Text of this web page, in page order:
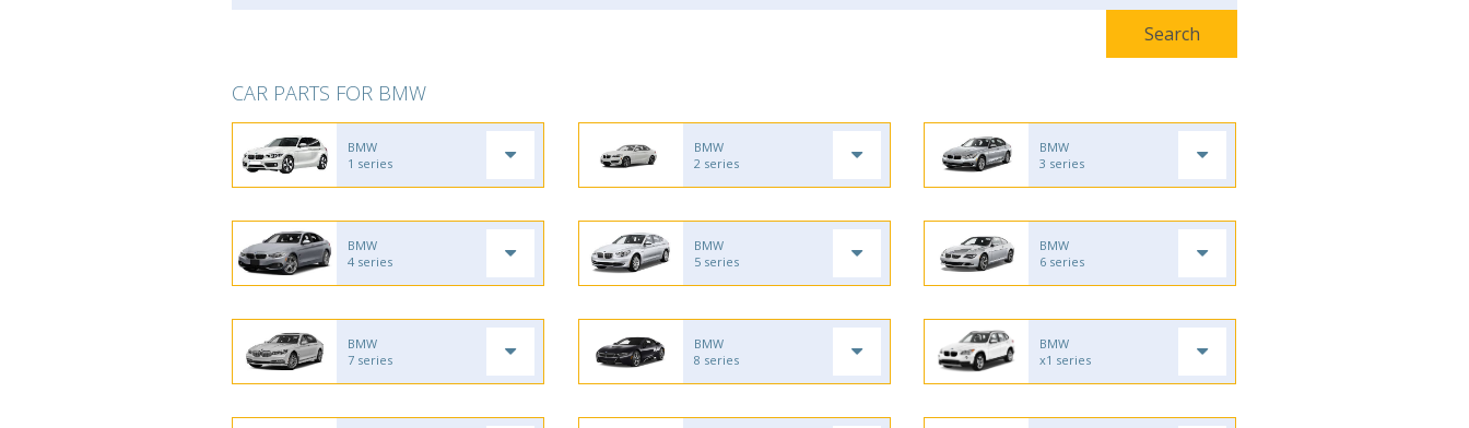
CAR PARTS FOR BMW
BMW
1 series
BMW
2 series
BMW
3 series
BMW
4 series
BMW
5 series
BMW
6 series
BMW
7 series
BMW
8 series
BMW
x1 series